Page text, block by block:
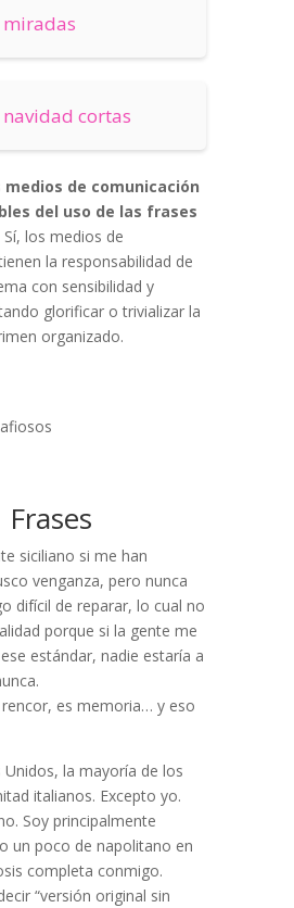
miradas
navidad cortas
medios de comunicación
del uso de las frases
Sí, los medios de
la responsabilidad de
con sensibilidad y
glorificar o trivializar la
organizado.
Frases
siciliano si me han
venganza, pero nunca
difícil de reparar, lo cual no
porque si la gente me
estándar, nadie estaría a
rencor, es memoria… y eso
Unidos, la mayoría de los
italianos. Excepto yo.
Soy principalmente
un poco de napolitano en
completa conmigo.
“versión original sin